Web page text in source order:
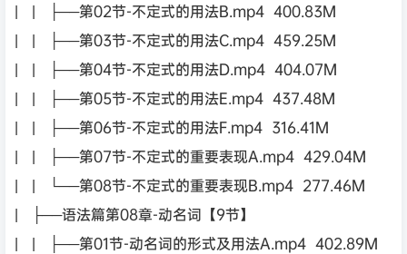
| | ├──第02节-不定式的用法B.mp4 400.83M
| | ├──第03节-不定式的用法C.mp4 459.25M
| | ├──第04节-不定式的用法D.mp4 404.07M
| | ├──第05节-不定式的用法E.mp4 437.48M
| | ├──第06节-不定式的用法F.mp4 316.41M
| | ├──第07节-不定式的重要表现A.mp4 429.04M
| | └──第08节-不定式的重要表现B.mp4 277.46M
| ├──语法篇第08章-动名词【9节】
| | ├──第01节-动名词的形式及用法A.mp4 402.89M